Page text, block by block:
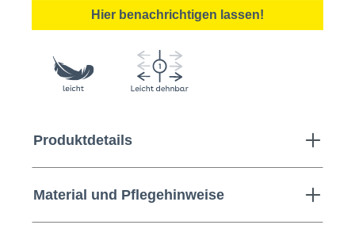
Hier benachrichtigen lassen!
Produktdetails
Material und Pflegehinweise